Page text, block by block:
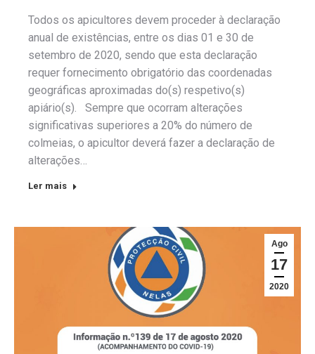
Todos os apicultores devem proceder à declaração
anual de existências, entre os dias 01 e 30 de
setembro de 2020, sendo que esta declaração
requer fornecimento obrigatório das coordenadas
geográficas aproximadas do(s) respetivo(s)
apiário(s). Sempre que ocorram alterações
significativas superiores a 20% do número de
colmeias, o apicultor deverá fazer a declaração de
alterações…
Ler mais
Ago
17
2020